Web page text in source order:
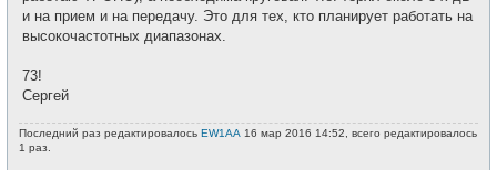
и на прием и на передачу. Это для тех, кто планирует работать на
высокочастотных диапазонах.
73!
Сергей
Последний раз редактировалось EW1AA 16 мар 2016 14:52, всего редактировалось
1 раз.